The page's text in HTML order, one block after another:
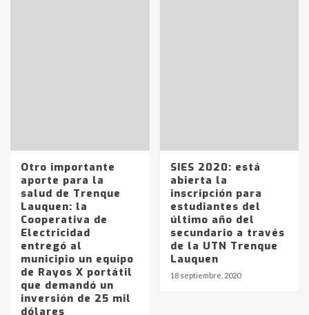
Otro importante
aporte para la
salud de Trenque
Lauquen: la
Cooperativa de
Electricidad
entregó al
municipio un equipo
de Rayos X portátil
que demandó un
inversión de 25 mil
dólares
SIES 2020: está
abierta la
inscripción para
estudiantes del
último año del
secundario a través
de la UTN Trenque
Lauquen
18 septiembre, 2020
4
5
Los precios de los combustibles en
La Pampa, desde YPF hasta Axion
entre 857 a 1338 pesos
La Bolsa de Cereales de Bahía
Blanca anticipa que Agosto vendrá
con lluvias y heladas, en gran parte